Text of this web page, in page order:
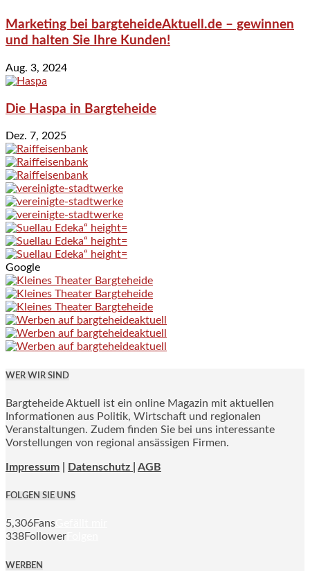
Marketing bei bargteheideAktuell.de – gewinnen
und halten Sie Ihre Kunden!
Aug. 3, 2024
Die Haspa in Bargteheide
Dez. 7, 2025
Google
WER WIR SIND
Bargteheide Aktuell ist ein online Magazin mit aktuellen
Informationen aus Politik, Wirtschaft und regionalen
Veranstaltungen. Zudem finden Sie bei uns interessante
Vorstellungen von regional ansässigen Firmen.
Impressum Datenschutz | AGB
FOLGEN SIE UNS
5,306Fans
338Follower
WERBEN